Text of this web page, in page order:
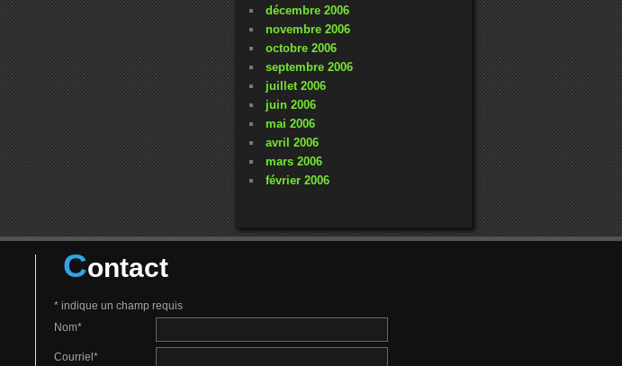
décembre 2006
novembre 2006
octobre 2006
septembre 2006
juillet 2006
juin 2006
mai 2006
avril 2006
mars 2006
février 2006
Contact
* indique un champ requis
Nom*
Courriel*